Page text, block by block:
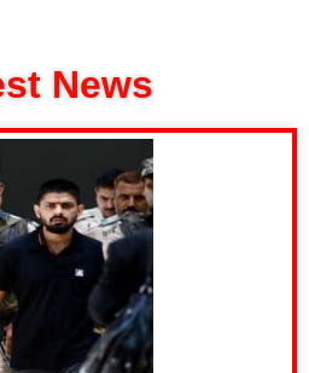
News